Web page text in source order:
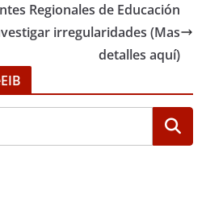
Regionales de Educación
irregularidades (Mas
detalles aquí)